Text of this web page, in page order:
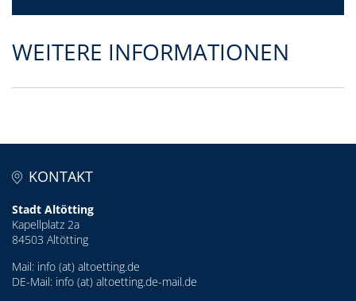
WEITERE INFORMATIONEN
KONTAKT
Stadt Altötting
Kapellplatz 2a
84503 Altötting
Mail: info (at) altoetting.de
DE-Mail: info (at) altoetting.de-mail.de